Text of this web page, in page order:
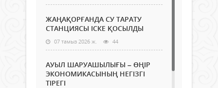
ЖАҢАҚОРҒАНДА СУ ТАРАТУ
СТАНЦИЯСЫ ІСКЕ ҚОСЫЛДЫ
07 тамыз 2026 ж. 44
АУЫЛ ШАРУАШЫЛЫҒЫ – ӨҢІР
ЭКОНОМИКАСЫНЫҢ НЕГІЗГІ
ТІРЕГІ